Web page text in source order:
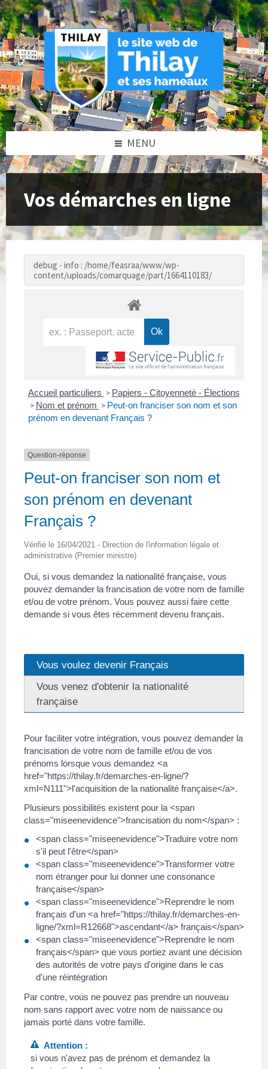
Skip
to
content
Skip
to
left
sidebar
Skip
to
footer
MENU
Vos démarches en ligne
debug - info : /home/feasraa/www/wp-
content/uploads/comarquage/part/1664110183/
Accueil particuliers > Papiers - Citoyenneté - Élections
> Nom et prénom > Peut-on franciser son nom et son
prénom en devenant Français ?
Question-réponse
Peut-on franciser son nom et
son prénom en devenant
Français ?
Vérifié le 16/04/2021 - Direction de l'information légale et
administrative (Premier ministre)
Oui, si vous demandez la nationalité française, vous
pouvez demander la francisation de votre nom de famille
et/ou de votre prénom. Vous pouvez aussi faire cette
demande si vous êtes récemment devenu français.
Vous voulez devenir Français
Vous venez d'obtenir la nationalité
française
Pour faciliter votre intégration, vous pouvez demander la
francisation de votre nom de famille et/ou de vos
prénoms lorsque vous demandez <a
href="https://thilay.fr/demarches-en-ligne/?
xml=N111">l'acquisition de la nationalité française</a>.
Plusieurs possibilités existent pour la <span
class="miseenevidence">francisation du nom</span> :
<span class="miseenevidence">Traduire votre nom
s'il peut l'être</span>
<span class="miseenevidence">Transformer votre
nom étranger pour lui donner une consonance
française</span>
<span class="miseenevidence">Reprendre le nom
français d'un <a href="https://thilay.fr/demarches-en-
ligne/?xml=R12668">ascendant</a> français</span>
<span class="miseenevidence">Reprendre le nom
français</span> que vous portiez avant une décision
des autorités de votre pays d'origine dans le cas
d'une réintégration
Par contre, vous ne pouvez pas prendre un nouveau
nom sans rapport avec votre nom de naissance ou
jamais porté dans votre famille.
Attention :
si vous n'avez pas de prénom et demandez la